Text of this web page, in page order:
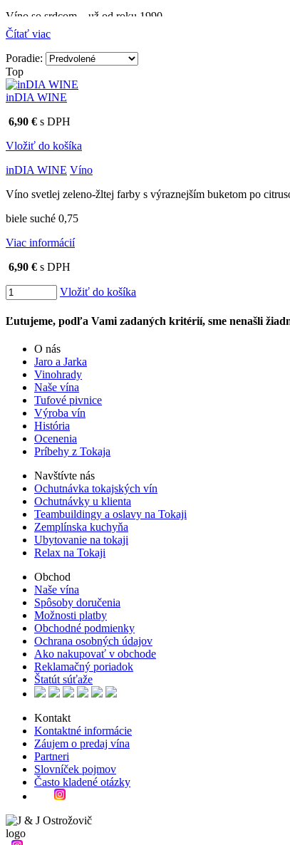
Víno so srdcom – už od roku 1990
Firma Ostrožovič je najstaršou privátnou firmou na
Vyrábame kvalitné odrodové a výberové vína. Ako prví sme
najmodernejšími technológiami, vrátane riadenej fermentácie.
Čítať viac
Poradie:
Top
inDIA WINE
6,90 € s DPH
Vložiť do košíka
inDIA WINE Víno
Víno svetlej zeleno-žltej farby s výraznejším buketom po
biele suché 0,75
Viac informácií
6,90 € s DPH
Vložiť do košíka
Ľutujeme, podľa Vami zadaných kritérií, sme nenašli
O nás
Jaro a Jarka
Vinohrady
Naše vína
Tufové pivnice
Výroba vín
História
Ocenenia
Príbehy z Tokaja
Navštívte nás
Ochutnávka tokajských vín
Ochutnávky u klienta
Teambuildingy a oslavy na Tokaji
Zemplínska kuchyňa
Ubytovanie na tokaji
Relax na Tokaji
Obchod
Naše vína
Spôsoby doručenia
Možnosti platby
Obchodné podmienky
Ochrana osobných údajov
Ako nakupovať v obchode
Reklamačný poriadok
Štatút súťaže
Kontakt
Kontaktné informácie
Záujem o predaj vína
Partneri
Slovníček pojmov
Často kladené otázky